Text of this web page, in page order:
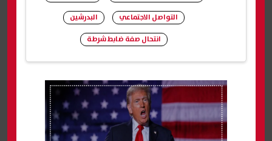
التواصل الاجتماعي
البدرشين
انتحال صفة ضابط شرطة